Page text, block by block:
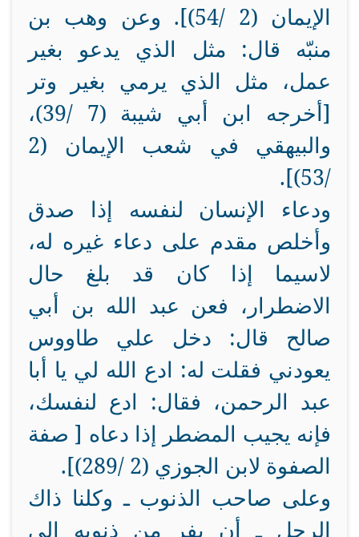
الإيمان (2 /54)]. وعن وهب بن
منبّه قال: مثل الذي يدعو بغير
عمل، مثل الذي يرمي بغير وتر
[أخرجه ابن أبي شيبة (7 /39)،
والبيهقي في شعب الإيمان (2
/53)].
ودعاء الإنسان لنفسه إذا صدق
وأخلص مقدم على دعاء غيره له،
لاسيما إذا كان قد بلغ حال
الاضطرار، فعن عبد الله بن أبي
صالح قال: دخل علي طاووس
يعودني فقلت له: ادع الله لي يا أبا
عبد الرحمن، فقال: ادع لنفسك،
فإنه يجيب المضطر إذا دعاه [ صفة
الصفوة لابن الجوزي (2 /289)].
وعلى صاحب الذنوب ـ وكلنا ذاك
الرجل ـ أن يفر من ذنوبه إلى